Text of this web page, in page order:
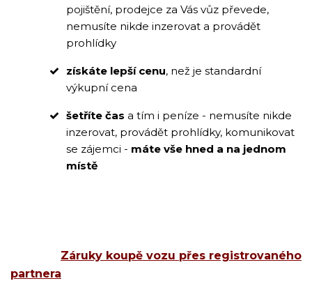
pojištění, prodejce za Vás vůz převede,
nemusíte nikde inzerovat a provádět
prohlídky
získáte lepší cenu, než je standardní
výkupní cena
šetříte čas a tím i peníze - nemusíte nikde
inzerovat, provádět prohlídky, komunikovat
se zájemci - máte vše hned a na jednom
místě
Záruky koupě vozu přes registrovaného
partnera